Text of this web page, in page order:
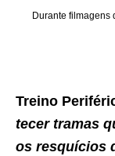
Durante filmagens
Treino
tecer tramas
os resquícios